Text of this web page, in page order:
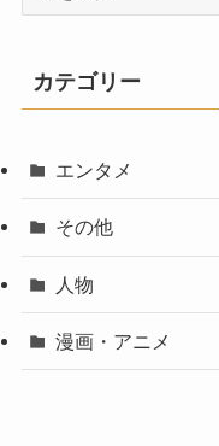
ブ
カテゴリー
エンタメ
その他
人物
漫画・アニメ